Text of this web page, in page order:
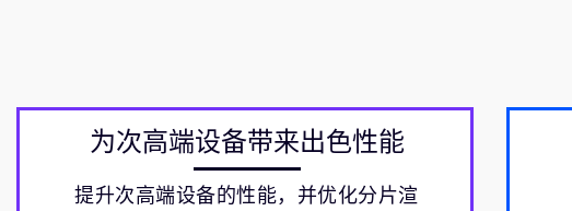
为次高端设备带来出色性能
提升次高端设备的性能，并优化分片渲